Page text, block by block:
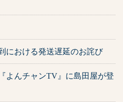
における発送遅延のお詫び
よんチャンTV』に島田屋が登